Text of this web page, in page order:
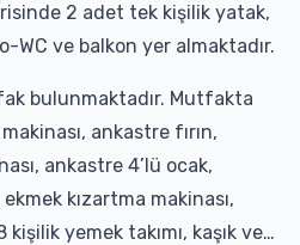
2 adet tek kişilik yatak,
WC ve balkon yer almaktadır.
bulunmaktadır. Mutfakta
ankastre fırın,
ankastre 4’lü ocak,
kızartma makinası,
yemek takımı, kaşık ve